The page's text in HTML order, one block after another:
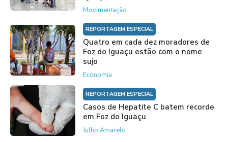
Movimentação
REPORTAGEM ESPECIAL
Quatro em cada dez moradores de
Foz do Iguaçu estão com o nome
sujo
Economia
REPORTAGEM ESPECIAL
Casos de Hepatite C batem recorde
em Foz do Iguaçu
Julho Amarelo